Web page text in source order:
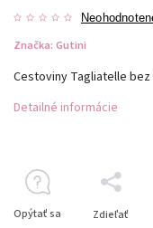
Značka: Gutini
Cestoviny Tagliatelle bez
Detailné informácie
Opýtať sa Zdieľať